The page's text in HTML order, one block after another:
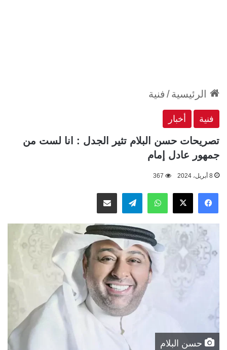
الرئيسية/ فنية
فنية أخبار
تصريحات حسن البلام تثير الجدل : انا لست من
جمهور عادل إمام
8 أبريل، 2024 367
فيسبوك
‫X واتسابتيلقراممشاركة عبر البريد
حسن البلام